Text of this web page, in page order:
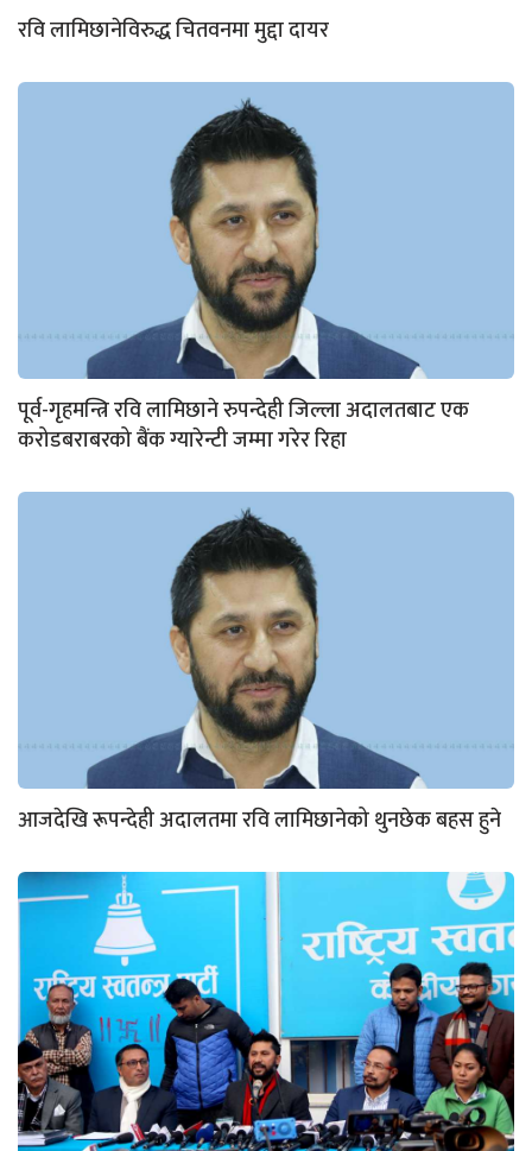
रवि लामिछानेविरुद्ध चितवनमा मुद्दा दायर
पूर्व-गृहमन्त्रि रवि लामिछाने रुपन्देही जिल्ला अदालतबाट एक
करोडबराबरको बैंक ग्यारेन्टी जम्मा गरेर रिहा
आजदेखि रूपन्देही अदालतमा रवि लामिछानेको थुनछेक बहस हुने